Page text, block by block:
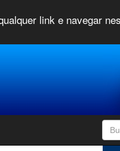
link e navegar